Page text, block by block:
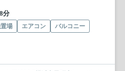
分
場 エアコン
バルコニー